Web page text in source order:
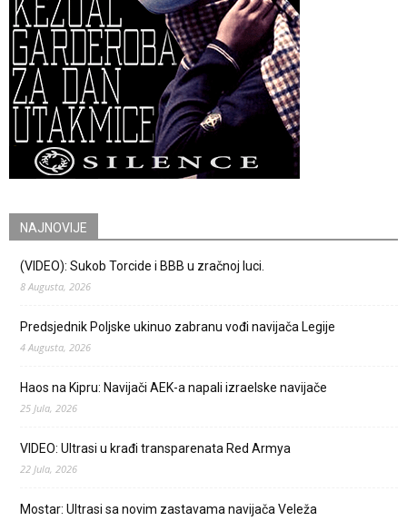
NAJNOVIJE
(VIDEO): Sukob Torcide i BBB u zračnoj luci.
8 Augusta, 2026
Predsjednik Poljske ukinuo zabranu vođi navijača Legije
4 Augusta, 2026
Haos na Kipru: Navijači AEK-a napali izraelske navijače
25 Jula, 2026
VIDEO: Ultrasi u krađi transparenata Red Armya
22 Jula, 2026
Mostar: Ultrasi sa novim zastavama navijača Veleža